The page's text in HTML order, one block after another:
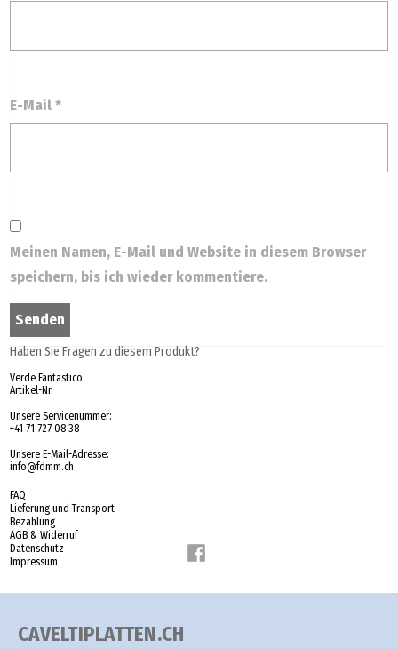
E-Mail*
Meinen Namen, E-Mail und Website in diesem Browser
speichern, bis ich wieder kommentiere.
Haben Sie Fragen zu diesem Produkt?
Verde Fantastico
Artikel-Nr.
Unsere Servicenummer:
+41 71 727 08 38
Unsere E-Mail-Adresse:
info@fdmm.ch
FAQ
Lieferung und Transport
Bezahlung
AGB & Widerruf
Datenschutz
Impressum
CAVELTIPLATTEN.CH